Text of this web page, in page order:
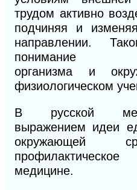
трудом активно
подчиняя и
направлении.
организма и
физиологическом
В русской
выражением идеи
окружающей
медицине.